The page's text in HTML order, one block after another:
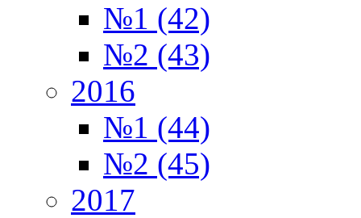
№1 (42)
№2 (43)
2016
№1 (44)
№2 (45)
2017